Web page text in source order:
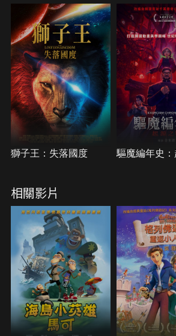
獅子王：失落國度 驅魔編年史
相關影片